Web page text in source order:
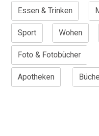
Essen & Trinken
Sport Wohen
Foto & Fotobücher
Apotheken